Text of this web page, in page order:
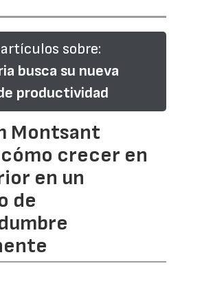
sobre:
busca su nueva
productividad
Montsant
crecer en
en un
de